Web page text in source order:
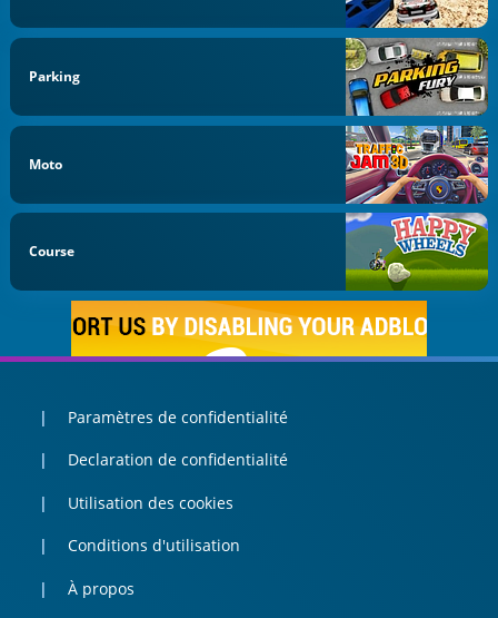
Parking
Moto
Course
Paramètres de confidentialité
Declaration de confidentialité
Utilisation des cookies
Conditions d'utilisation
À propos